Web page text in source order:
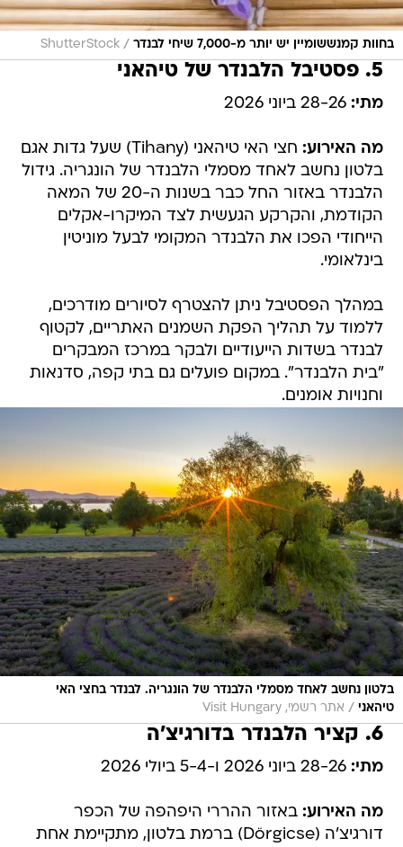
בחוות קמנששומיין יש יותר מ-7,000 שיחי לבנדר /
ShutterStock
5. פסטיבל הלבנדר של טיהאני
מתי: 28-26 ביוני 2026
מה האירוע:
חצי האי טיהאני (Tihany) שעל גדות אגם
בלטון נחשב לאחד מסמלי הלבנדר של הונגריה. גידול
הלבנדר באזור החל כבר בשנות ה-20 של המאה
הקודמת, והקרקע הגעשית לצד המיקרו-אקלים
הייחודי הפכו את הלבנדר המקומי לבעל מוניטין
בינלאומי.
במהלך הפסטיבל ניתן להצטרף לסיורים מודרכים,
ללמוד על תהליך הפקת השמנים האתריים, לקטוף
לבנדר בשדות הייעודיים ולבקר במרכז המבקרים
"בית הלבנדר". במקום פועלים גם בתי קפה, סדנאות
וחנויות אומנים.
בלטון נחשב לאחד מסמלי הלבנדר של הונגריה. לבנדר בחצי האי
טיהאני / אתר רשמי, Visit Hungary
6. קציר הלבנדר בדורגיצ'ה
מתי: 28-26 ביוני 2026 ו-5-4 ביולי 2026
מה האירוע: באזור ההררי היפהפה של הכפר
דורגיצ'ה (Dörgicse) ברמת בלטון, מתקיימת אחת